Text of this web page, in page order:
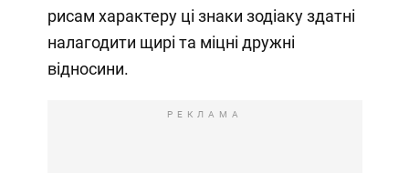
рисам характеру ці знаки зодіаку здатні
налагодити щирі та міцні дружні
відносини.
РЕКЛАМА